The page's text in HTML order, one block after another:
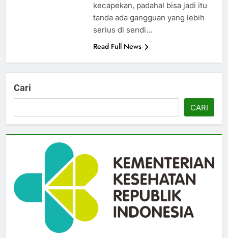
kecapekan, padahal bisa jadi itu
tanda ada gangguan yang lebih
serius di sendi…
Read Full News
Cari
CARI